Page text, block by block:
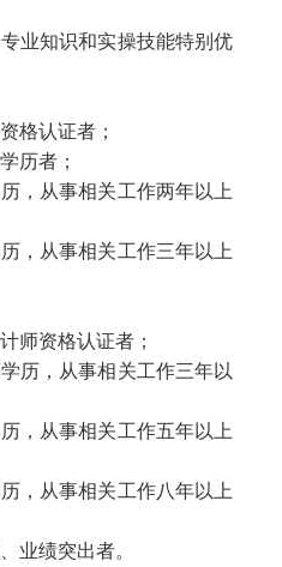
业知识和实操技能特别优
格认证者；
历者；
，从事相关工作两年以上
，从事相关工作三年以上
师资格认证者；
历，从事相关工作三年以
，从事相关工作五年以上
，从事相关工作八年以上
业绩突出者。